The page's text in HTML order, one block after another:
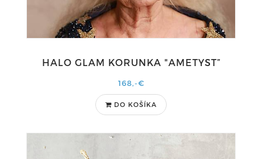
HALO GLAM KORUNKA "AMETYST”
168,-€
DO KOŠÍKA